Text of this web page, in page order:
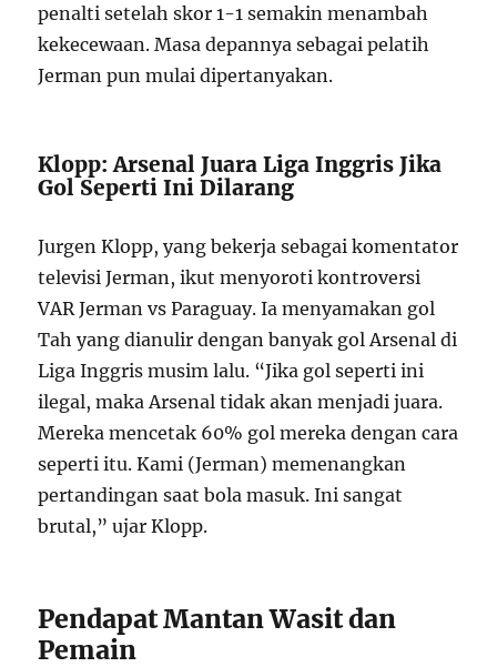
penalti setelah skor 1-1 semakin menambah
kekecewaan. Masa depannya sebagai pelatih
Jerman pun mulai dipertanyakan.
Klopp: Arsenal Juara Liga Inggris Jika
Gol Seperti Ini Dilarang
Jurgen Klopp, yang bekerja sebagai komentator
televisi Jerman, ikut menyoroti kontroversi
VAR Jerman vs Paraguay. Ia menyamakan gol
Tah yang dianulir dengan banyak gol Arsenal di
Liga Inggris musim lalu. “Jika gol seperti ini
ilegal, maka Arsenal tidak akan menjadi juara.
Mereka mencetak 60% gol mereka dengan cara
seperti itu. Kami (Jerman) memenangkan
pertandingan saat bola masuk. Ini sangat
brutal,” ujar Klopp.
Pendapat Mantan Wasit dan
Pemain